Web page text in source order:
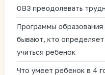
ОВЗ преодолевать
Программы
бывают, кто
учиться ребенок
Что умеет ребенок в 4